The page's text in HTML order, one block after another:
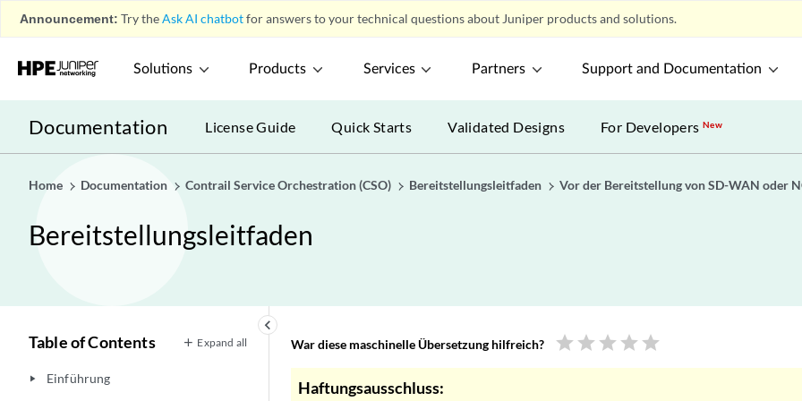
Announcement: Try theAsk AI chatbotfor answers to your technical questions about Juniper products and solutions.
Solutions Products Services Partners Support and Documentation
Documentation License Guide Quick Starts Validated Designs For DevelopersNew
Home Documentation Contrail Service Orchestration (CSO) Bereitstellungsleitfaden Vor der Bereitstellung von SD-WAN oder
Bereitstellungsleitfaden
keyboard_arrow_left
Table of Contents Expand all
play_arrow Einführung
War diese maschinelle Übersetzung hilfreich? star star star star star
Haftungsausschluss: